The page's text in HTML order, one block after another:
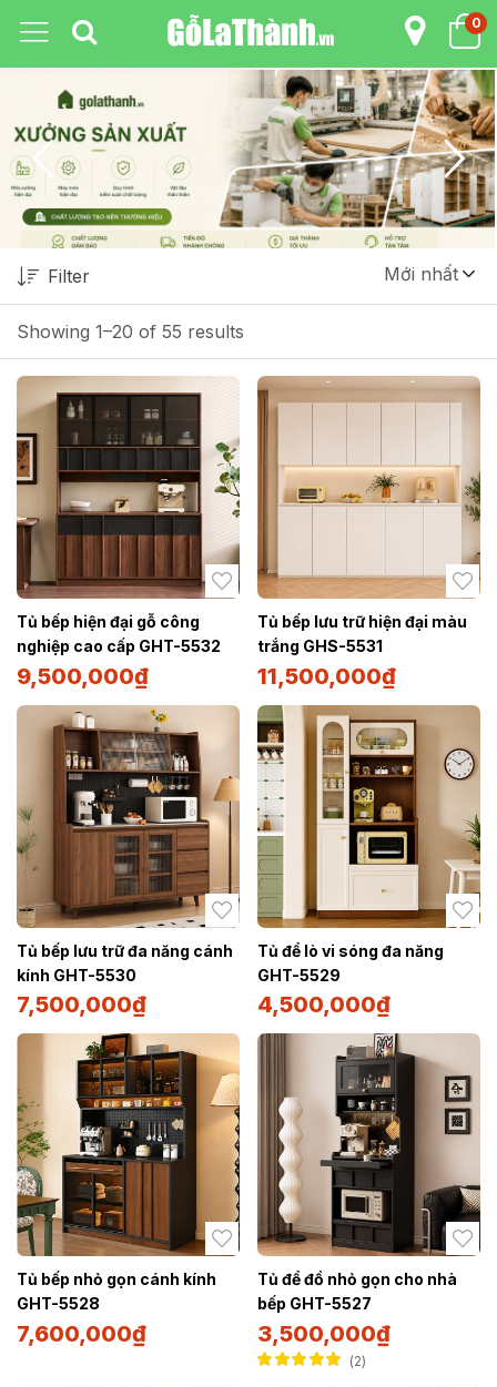
0
Showing 1–20 of 55 results
Filter Mới nhất
Tủ bếp hiện đại gỗ công
nghiệp cao cấp GHT-5532
9,500,000₫
Tủ bếp lưu trữ hiện đại màu
trắng GHS-5531
11,500,000₫
Tủ bếp lưu trữ đa năng cánh
kính GHT-5530
7,500,000₫
Tủ để lò vi sóng đa năng
GHT-5529
4,500,000₫
Tủ bếp nhỏ gọn cánh kính
GHT-5528
7,600,000₫
Tủ để đồ nhỏ gọn cho nhà
bếp GHT-5527
3,500,000₫
2